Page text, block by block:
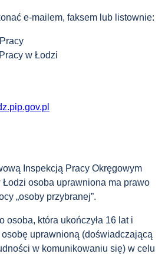
e-mailem, faksem lub listownie:
w Łodzi
Inspekcją Pracy Okręgowym
Łodzi osoba uprawniona ma prawo
„osoby przybranej”.
osoba, która ukończyła 16 lat i
osobę uprawnioną (doświadczającą
w komunikowaniu się) w celu